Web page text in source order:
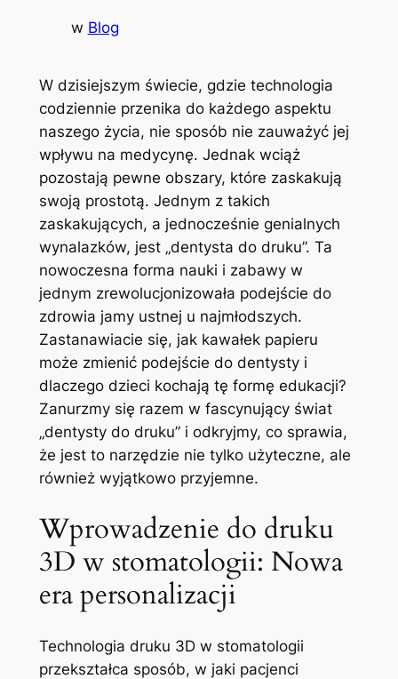
w Blog
W dzisiejszym​ świecie, gdzie technologia
codziennie przenika ⁢do ⁤każdego aspektu‍
naszego⁣ życia, nie ​sposób nie zauważyć jej
⁣wpływu ⁤na medycynę. Jednak wciąż
pozostają pewne obszary, które zaskakują
swoją ‍prostotą. Jednym ⁣z ​takich
zaskakujących, ⁣a jednocześnie genialnych
wynalazków, jest „dentysta ​do ​druku”. Ta‌
nowoczesna forma⁣ nauki i zabawy w
jednym zrewolucjonizowała podejście do
zdrowia ​jamy⁤ ustnej‍ u najmłodszych.
Zastanawiacie​ się,​ jak kawałek papieru
może zmienić podejście do dentysty ⁣i
dlaczego dzieci kochają tę formę edukacji?
Zanurzmy się razem w fascynujący świat
„dentysty do ‌druku” i ‍odkryjmy, co⁤ sprawia,
że jest to narzędzie nie tylko użyteczne, ale
również ⁤wyjątkowo​ przyjemne.
Wprowadzenie do druku
3D w ‌stomatologii: Nowa
era ‌personalizacji
Technologia druku 3D w‍ stomatologii
przekształca⁣ sposób, ‍w jaki pacjenci‌